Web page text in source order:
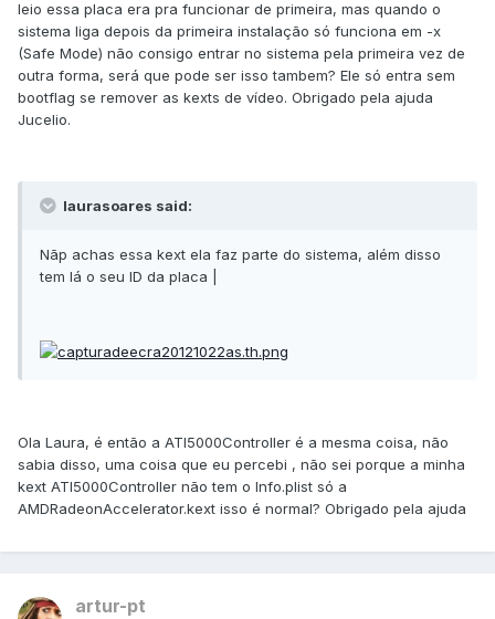
leio essa placa era pra funcionar de primeira, mas quando o
sistema liga depois da primeira instalação só funciona em -x
(Safe Mode) não consigo entrar no sistema pela primeira vez de
outra forma, será que pode ser isso tambem? Ele só entra sem
bootflag se remover as kexts de vídeo. Obrigado pela ajuda
Jucelio.
laurasoares said:
Nãp achas essa kext ela faz parte do sistema, além disso
tem lá o seu ID da placa |
Ola Laura, é então a ATI5000Controller é a mesma coisa, não
sabia disso, uma coisa que eu percebi , não sei porque a minha
kext ATI5000Controller não tem o Info.plist só a
AMDRadeonAccelerator.kext isso é normal? Obrigado pela ajuda
artur-pt